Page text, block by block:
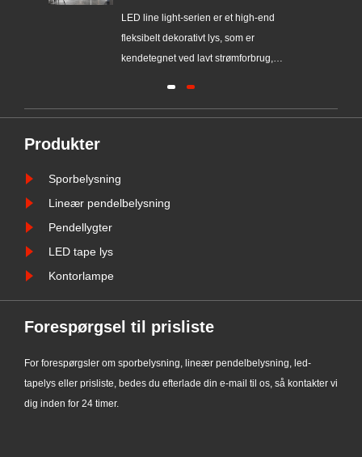
​LED line light-serien er et high-end
fleksibelt dekorativt lys, som er
kendetegnet ved lavt strømforbrug,
Produkter
Sporbelysning
Lineær pendelbelysning
Pendellygter
LED tape lys
Kontorlampe
Forespørgsel til prisliste
For forespørgsler om sporbelysning, lineær pendelbelysning, led-
tapelys eller prisliste, bedes du efterlade din e-mail til os, så kontakter vi
dig inden for 24 timer.